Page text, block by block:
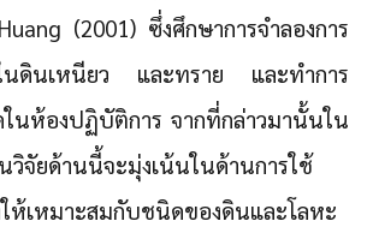
(2001) ซึ่งศึกษาการจำลองการ
นดินเหนียว และทราย และทำการ
นห้องปฏิบัติการ จากที่กล่าวมานั้นใน
วิจัยด้านนี้จะมุ่งเน้นในด้านการใช้
ห้เหมาะสมกับชนิดของดินและโลหะ